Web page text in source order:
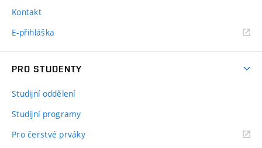
Kontakt
E-přihláška
PRO STUDENTY
Studijní oddělení
Studijní programy
Pro čerstvé prváky